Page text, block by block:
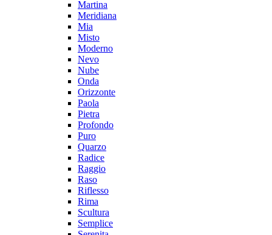
Martina
Meridiana
Mia
Misto
Moderno
Nevo
Nube
Onda
Orizzonte
Paola
Pietra
Profondo
Puro
Quarzo
Radice
Raggio
Raso
Riflesso
Rima
Scultura
Semplice